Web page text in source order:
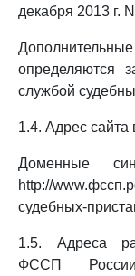
декабря 2013 г.
определяются
службой
1.4. Адрес сайта
Доменные
http://
судебных-
1.5. Адреса
ФССП